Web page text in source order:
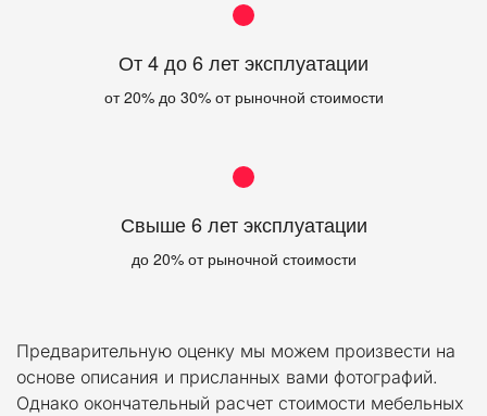
От 4 до 6 лет эксплуатации
от 20% до 30% от рыночной стоимости
Свыше 6 лет эксплуатации
до 20% от рыночной стоимости
Предварительную оценку мы можем произвести на
основе описания и присланных вами фотографий.
Однако окончательный расчет стоимости мебельных